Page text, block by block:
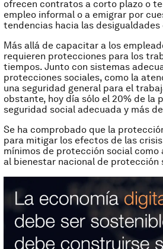
ofrecen contratos a corto plazo o
empleo informal o a emigrar por
tendencias hacia las desigualdades
Más allá de capacitar a los
requieren protecciones para los
tiempos. Junto con sistemas
protecciones sociales, como la
una seguridad general para el
obstante, hoy día sólo el 20% de la
seguridad social adecuada y más
Se ha comprobado que la
para mitigar los efectos de las
mínimos de protección social
al bienestar nacional de protección